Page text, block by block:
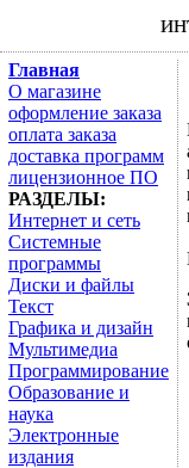
Главная
О магазине
оформление заказа
оплата заказа
доставка программ
лицензионное ПО
РАЗДЕЛЫ:
Интернет и сеть
Системные
программы
Диски и файлы
Текст
Графика и дизайн
Мультимедиа
Программирование
Образование и
наука
Электронные
издания